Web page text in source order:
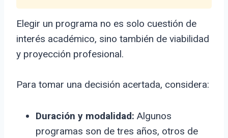
Elegir un programa no es solo cuestión de
interés académico, sino también de viabilidad
y proyección profesional.
Para tomar una decisión acertada, considera:
Duración y modalidad: Algunos
programas son de tres años, otros de